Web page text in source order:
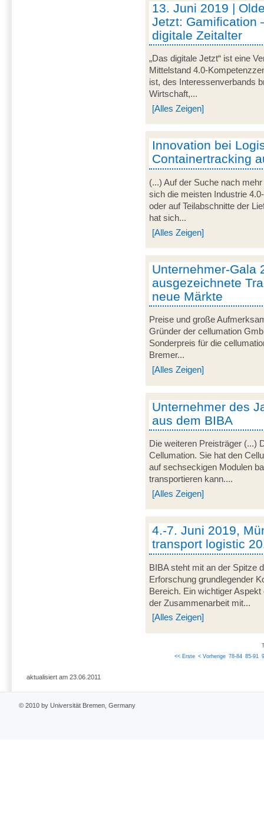
13. Juni 2019 |
Jetzt: Gamification
digitale Zeitalter
„Das digitale Jetzt“ ist eine
Mittelstand 4.0-
ist, des Interessenverbands
Wirtschaft,...
[Alles Zeigen]
Innovation bei
Containertracking
(...) Auf der Suche nach
sich die meisten Industrie
oder auf Teilabschnitte der
hat sich...
[Alles Zeigen]
Unternehmer-Gala
ausgezeichnete
neue Märkte
Preise und große
Gründer der cellumation
Sonderpreis für die
Bremer...
[Alles Zeigen]
Unternehmer des
aus dem BIBA
Die weiteren Preisträger (...)
Cellumation. Sie hat den
auf sechseckigen Modulen
transportieren kann....
[Alles Zeigen]
4.-7. Juni 2019,
transport logistic
BIBA steht mit an der Spitze
Erforschung grundlegender
Bereich. Ein wichtiger
der Zusammenarbeit mit...
[Alles Zeigen]
<< Erste < Vorherige 78-84 85-91
aktualisiert am 23.06.2011
© 2010 by Universität Bremen, Germany